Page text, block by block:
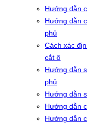
Hướng dẫn
Hướng dẫn
phủ
Cách xác
cắt ô
Hướng dẫn
phủ
Hướng dẫn
Hướng dẫn
Hướng dẫn